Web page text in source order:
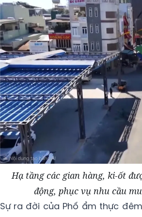
Hạ tầng các gian hàng, ki-ốt
động, phục vụ nhu cầu
Sự ra đời của Phố ẩm thực